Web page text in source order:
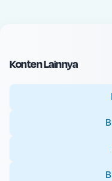
c
e
Konten Lainnya